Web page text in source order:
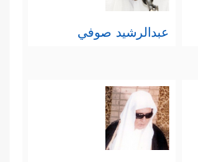
عبدالرشيد صوفي